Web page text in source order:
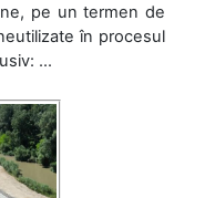
pe un termen de
în procesul
...